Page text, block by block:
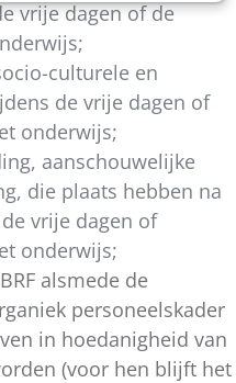
vrije dagen of de
culturele en
de vrije dagen of
onderwijs;
aanschouwelijke
die plaats hebben na
vrije dagen of
onderwijs;
alsmede de
personeelskader
in hoedanigheid van
(voor hen blijft het